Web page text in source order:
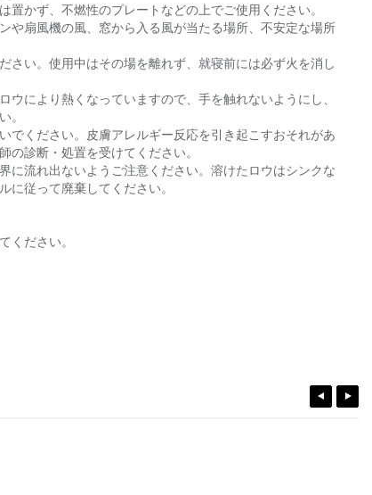
置かず、不燃性のプレートなどの上でご使用ください。
や扇風機の風、窓から入る風が当たる場所、不安定な場所
さい。使用中はその場を離れず、就寝前には必ず火を消し
ウにより熱くなっていますので、手を触れないようにし、
。
でください。皮膚アレルギー反応を引き起こすおそれがあ
の診断・処置を受けてください。
に流れ出ないようご注意ください。溶けたロウはシンクな
に従って廃棄してください。
ください。